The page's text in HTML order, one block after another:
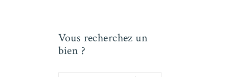
Vous recherchez un
bien ?